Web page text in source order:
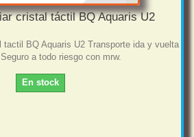
cristal táctil BQ Aquaris U2
tactil BQ Aquaris U2 Transporte ida y vuelta
a todo riesgo con mrw.
En stock